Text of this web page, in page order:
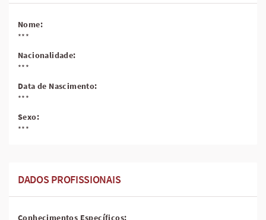
Nome:
***
Nacionalidade:
***
Data de Nascimento:
***
Sexo:
***
DADOS PROFISSIONAIS
Conhecimentos Específicos: